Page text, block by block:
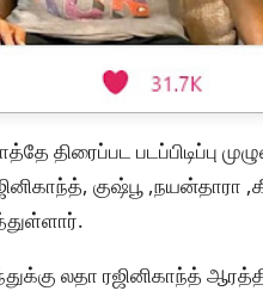
படப்பிடிப்பு
குஷ்பூ ,நயன்தாரா
லதா ரஜினிகாந்த்